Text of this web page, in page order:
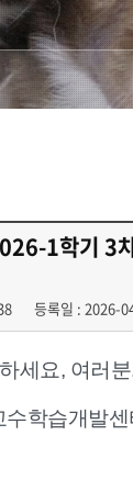
1학기 3
등록일 : 2026-
세요, 여러
수학습개발